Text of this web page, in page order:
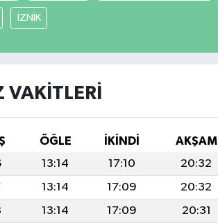
İZNİK
ÖĞLE İKINDI AKŞAM
13:14 17:10 20:32
13:14 17:09 20:32
13:14 17:09 20:31